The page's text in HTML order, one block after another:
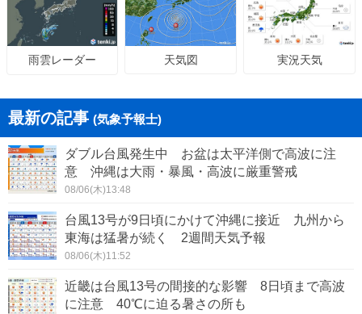
雨雲レーダー 天気図 実況天気
最新の記事 (気象予報士)
ダブル台風発生中 お盆は太平洋側で高波に注
意 沖縄は大雨・暴風・高波に厳重警戒
08/06(木)13:48
台風13号が9日頃にかけて沖縄に接近 九州から
東海は猛暑が続く 2週間天気予報
08/06(木)11:52
近畿は台風13号の間接的な影響 8日頃まで高波
に注意 40℃に迫る暑さの所も